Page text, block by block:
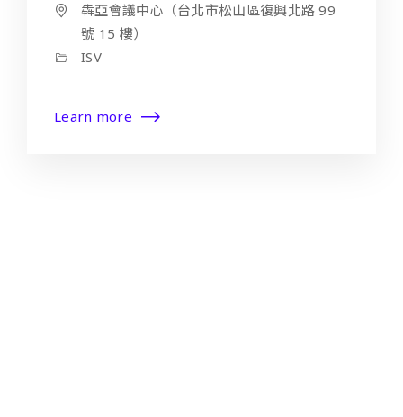
犇亞會議中心（台北市松山區復興北路 99
號 15 樓）
ISV
Learn more